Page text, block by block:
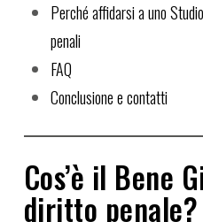
Perché affidarsi a uno
penali
FAQ
Conclusione e contatti
Cos’è il Bene
diritto penale?